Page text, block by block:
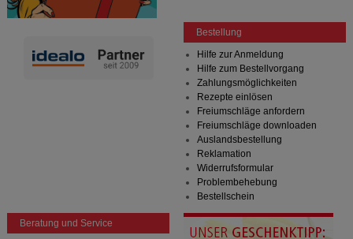
Bestellung
Hilfe zur Anmeldung
Hilfe zum Bestellvorgang
Zahlungsmöglichkeiten
Rezepte einlösen
Freiumschläge anfordern
Freiumschläge downloaden
Auslandsbestellung
Reklamation
Widerrufsformular
Problembehebung
Bestellschein
Beratung und Service